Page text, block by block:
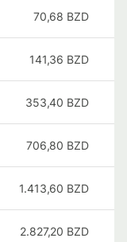
70,68 BZD
141,36 BZD
353,40 BZD
706,80 BZD
1.413,60 BZD
2.827,20 BZD